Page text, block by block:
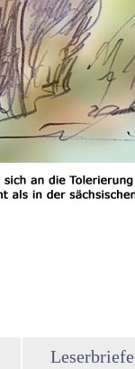
Leserbriefe